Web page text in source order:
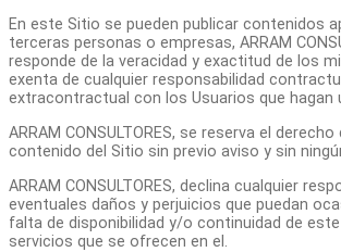
En este Sitio se pueden publicar contenidos
terceras personas o empresas, ARRAM
responde de la veracidad y exactitud de los
exenta de cualquier responsabilidad
extracontractual con los Usuarios que hagan
ARRAM CONSULTORES, se reserva el
contenido del Sitio sin previo aviso y sin
ARRAM CONSULTORES, declina cualquier
eventuales daños y perjuicios que puedan
falta de disponibilidad y/o continuidad de
servicios que se ofrecen en el.